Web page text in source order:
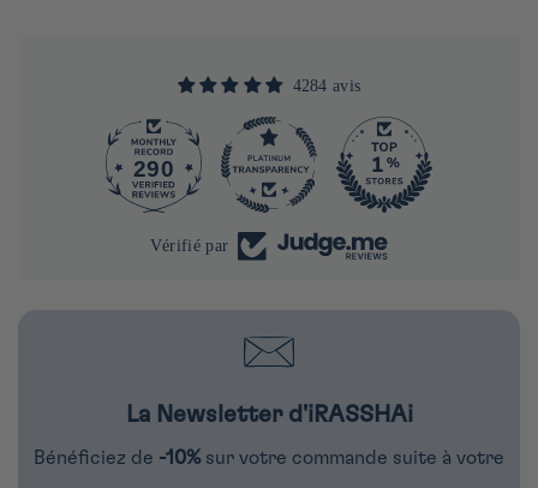
4284 avis
Vérifié par
La Newsletter d'iRASSHAi
Bénéficiez de -10% sur votre commande suite à votre